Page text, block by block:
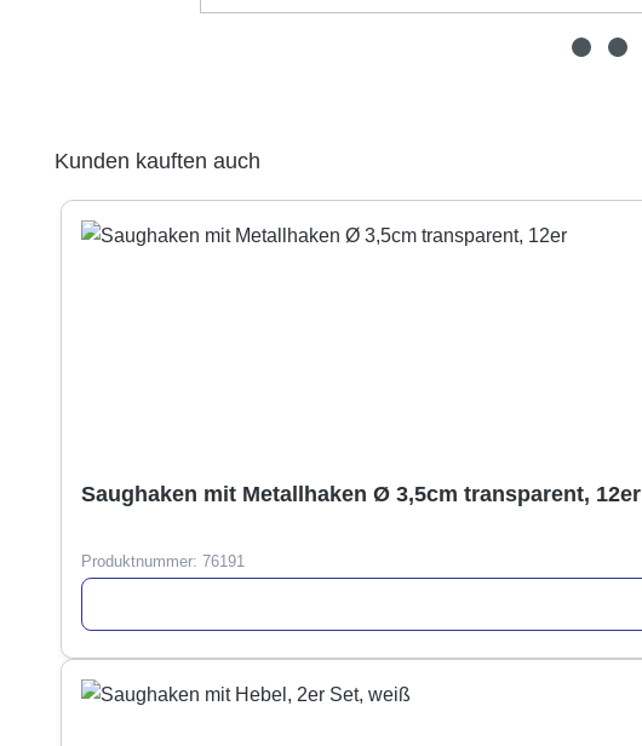
Produktgalerie überspringen
Kunden kauften auch
Saughaken mit Metallhaken Ø 3,5cm transparent, 12er
Produktnummer: 76191